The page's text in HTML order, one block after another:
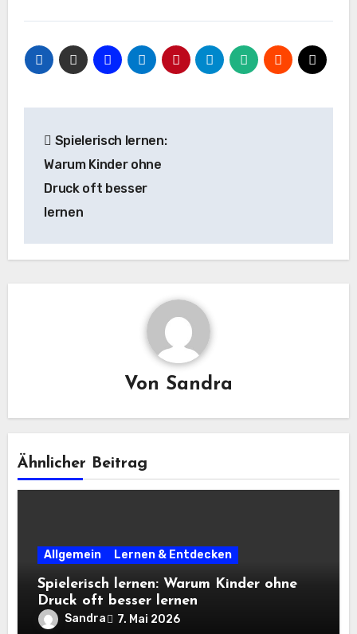
Spielerisch lernen:
Warum Kinder ohne
Druck oft besser
lernen
Von Sandra
Ähnlicher Beitrag
Allgemein Lernen & Entdecken
Spielerisch lernen: Warum Kinder ohne
Druck oft besser lernen
Sandra 7. Mai 2026